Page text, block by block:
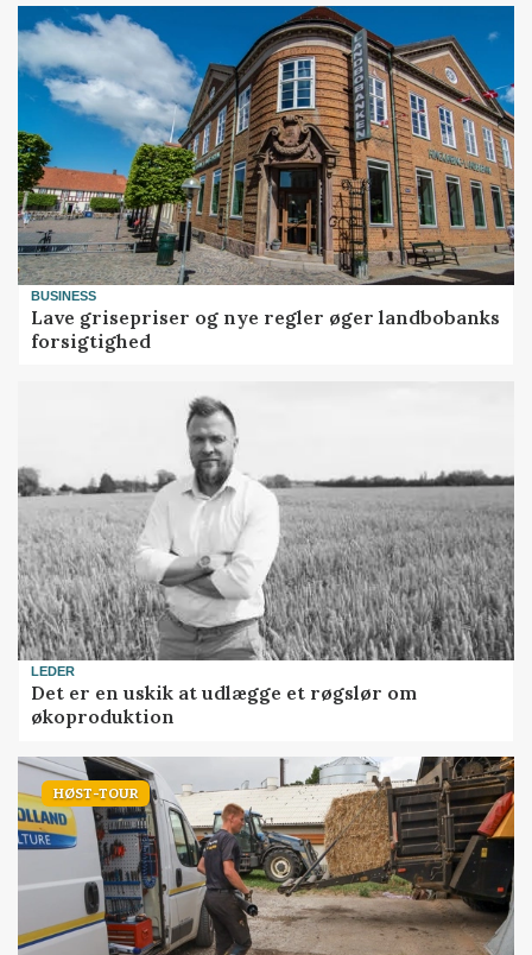
BUSINESS
Lave grisepriser og nye regler øger landbobanks
forsigtighed
LEDER
Det er en uskik at udlægge et røgslør om
økoproduktion
HØST-TOUR